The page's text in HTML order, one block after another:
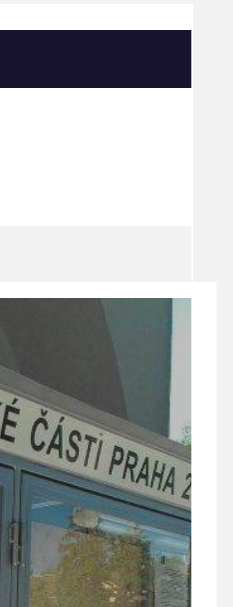
UDRŽITELNOST
ÚJEZDSKÉ JEDNOSMĚRKY
ÚJEZDSKÝ ZPRAVODAJ
ÚVALSKÉ KOUPALIŠTĚ